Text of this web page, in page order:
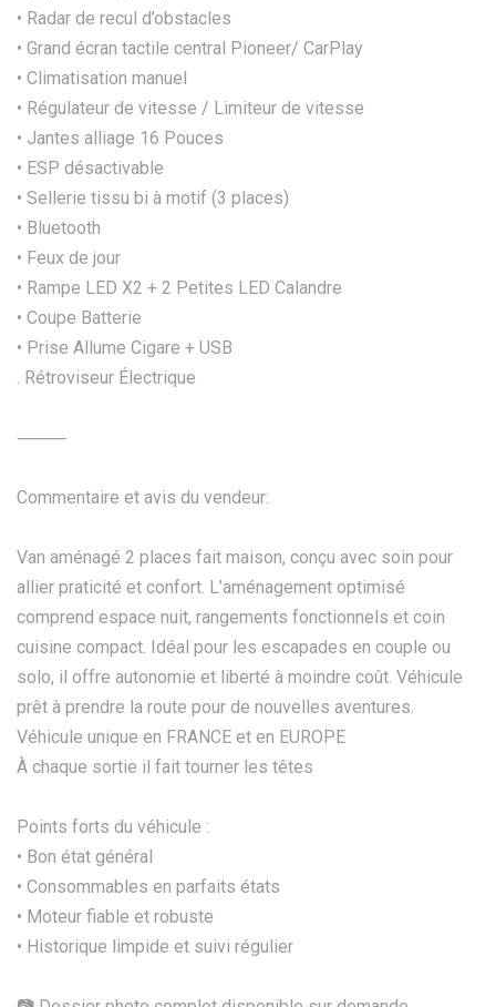
• Radar de recul d’obstacles
• Grand écran tactile central Pioneer/ CarPlay
• Climatisation manuel
• Régulateur de vitesse / Limiteur de vitesse
• Jantes alliage 16 Pouces
• ESP désactivable
• Sellerie tissu bi à motif (3 places)
• Bluetooth
• Feux de jour
• Rampe LED X2 + 2 Petites LED Calandre
• Coupe Batterie
• Prise Allume Cigare + USB
. Rétroviseur Électrique
⸻
Commentaire et avis du vendeur:
Van aménagé 2 places fait maison, conçu avec soin pour
allier praticité et confort. L’aménagement optimisé
comprend espace nuit, rangements fonctionnels et coin
cuisine compact. Idéal pour les escapades en couple ou
solo, il offre autonomie et liberté à moindre coût. Véhicule
prêt à prendre la route pour de nouvelles aventures.
Véhicule unique en FRANCE et en EUROPE
À chaque sortie il fait tourner les têtes
Points forts du véhicule :
• Bon état général
• Consommables en parfaits états
• Moteur fiable et robuste
• Historique limpide et suivi régulier